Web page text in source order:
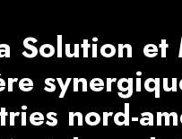
Solution
nord-